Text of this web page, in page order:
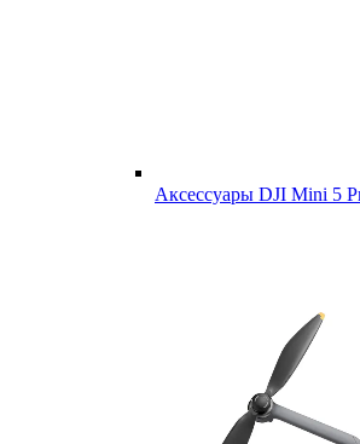
Аксессуары DJI Mini 5